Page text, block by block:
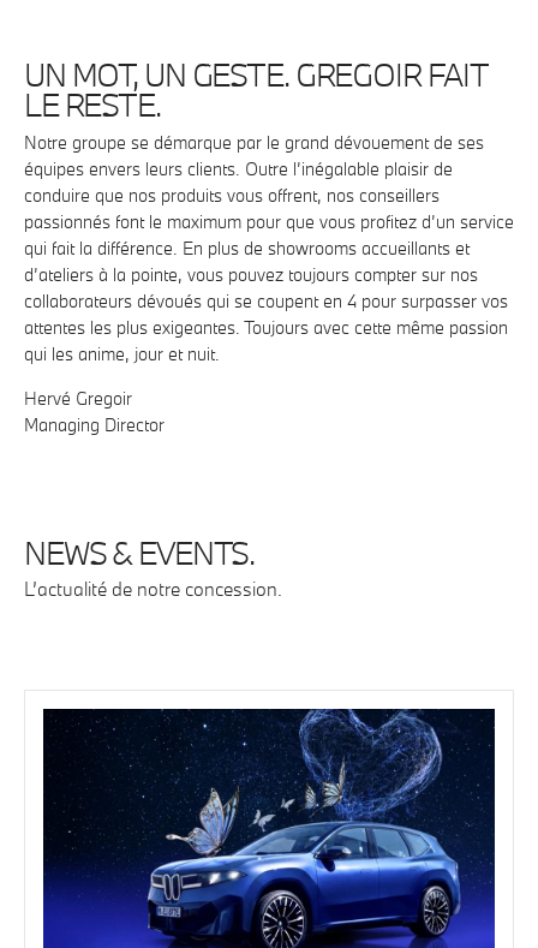
UN MOT, UN GESTE. GREGOIR FAIT
LE RESTE.
Notre groupe se démarque par le grand dévouement de ses
équipes envers leurs clients. Outre l’inégalable plaisir de
conduire que nos produits vous offrent, nos conseillers
passionnés font le maximum pour que vous profitez d’un service
qui fait la différence. En plus de showrooms accueillants et
d’ateliers à la pointe, vous pouvez toujours compter sur nos
collaborateurs dévoués qui se coupent en 4 pour surpasser vos
attentes les plus exigeantes. Toujours avec cette même passion
qui les anime, jour et nuit.
Hervé Gregoir
Managing Director
NEWS & EVENTS.
L’actualité de notre concession.